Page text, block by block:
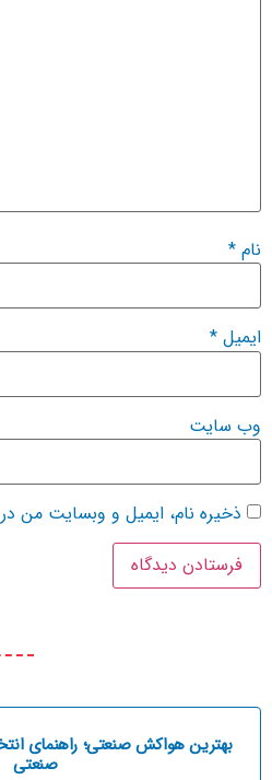
نام *
ایمیل *
وب‌ سایت
ذخیره نام، ایمیل و وبسایت من
بهترین هواکش صنعتی؛ راهنمای
صنعتی